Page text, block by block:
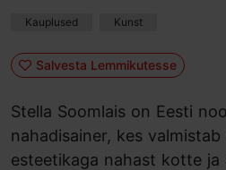
Kauplused Kunst
Salvesta Lemmikutesse
Stella Soomlais on Eesti
nahadisainer, kes
esteetikaga nahast kotte ja